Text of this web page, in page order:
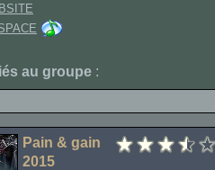
au groupe :
Pain & gain
2015